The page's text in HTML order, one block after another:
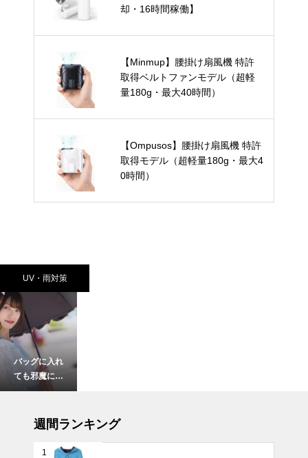
却・16時間稼働】
【Minmup】腰掛け扇風機 特許
取得ベルトファンモデル（超軽
量180g・最大40時間）
【Ompusos】腰掛け扇風機 特許
取得モデル（超軽量180g・最大4
0時間）
UV・雨対策
バッグに入れ
ても邪魔にな
らない！超軽
すめ10選。
週間ランキング
1